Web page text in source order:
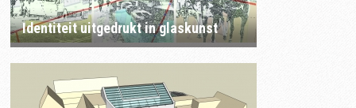
Identiteit uitgedrukt in glaskunst